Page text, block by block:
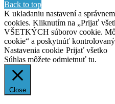
Back to top
K ukladaniu nastavení a
cookies. Kliknutím na „Prijať
VŠETKÝCH súborov cookie.
cookie“ a poskytnúť kontrolovaný
Nastavenia cookie Prijať všetko
Súhlas môžete odmietnuť tu.
Close